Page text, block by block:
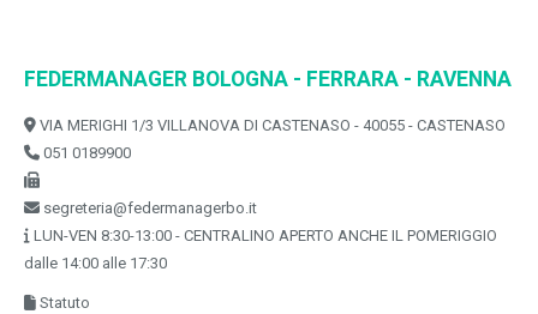
FEDERMANAGER BOLOGNA - FERRARA - RAVENNA
VIA MERIGHI 1/3 VILLANOVA DI CASTENASO - 40055 - CASTENASO
051 0189900
segreteria@federmanagerbo.it
LUN-VEN 8:30-13:00 - CENTRALINO APERTO ANCHE IL POMERIGGIO
dalle 14:00 alle 17:30
Statuto